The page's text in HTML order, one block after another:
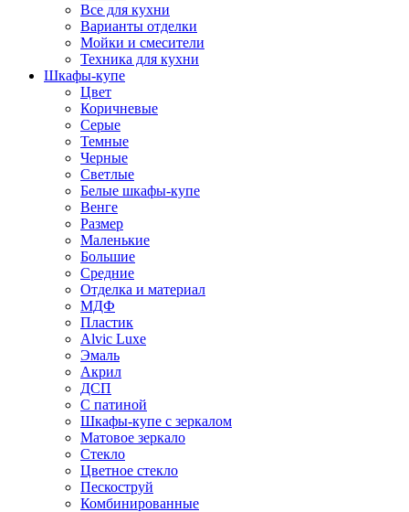
Все для кухни
Варианты отделки
Мойки и смесители
Техника для кухни
Шкафы-купе
Цвет
Коричневые
Серые
Темные
Черные
Светлые
Белые шкафы-купе
Венге
Размер
Маленькие
Большие
Средние
Отделка и материал
МДФ
Пластик
Alvic Luxe
Эмаль
Акрил
ДСП
С патиной
Шкафы-купе с зеркалом
Матовое зеркало
Стекло
Цветное стекло
Пескоструй
Комбинированные